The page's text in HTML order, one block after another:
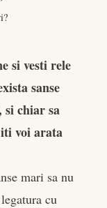
si vesti rele
sanse
si chiar sa
voi arata
mari sa nu
cu